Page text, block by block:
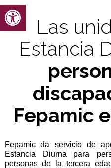
Abrir barra de
Las
Estancia
Fepamic
Fepamic da servicio de
Estancia Diurna para
personas de la tercera